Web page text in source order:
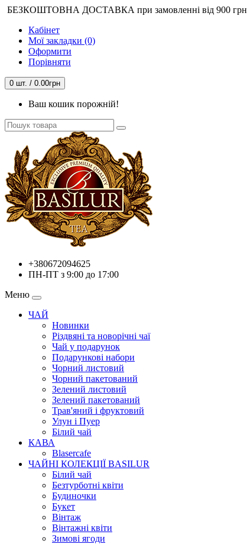
БЕЗКОШТОВНА ДОСТАВКА при замовленні від 900 грн
Кабінет
Мої закладки (0)
Оформити
Порівняти
0 шт. / 0.00грн
Ваш кошик порожній!
+380672094625
ПН-ПТ з 9:00 до 17:00
Меню
ЧАЙ
Новинки
Різдвяні та новорічні чаї
Чай у подарунок
Подарункові набори
Чорний листовий
Чорний пакетований
Зелений листовий
Зелений пакетований
Трав'яний і фруктовий
Улун і Пуер
Білий чай
КАВА
Blasercafe
ЧАЙНІ КОЛЕКЦІЇ BASILUR
Білий чай
Безтурботні квіти
Будиночки
Букет
Вінтаж
Вінтажні квіти
Зимові ягоди